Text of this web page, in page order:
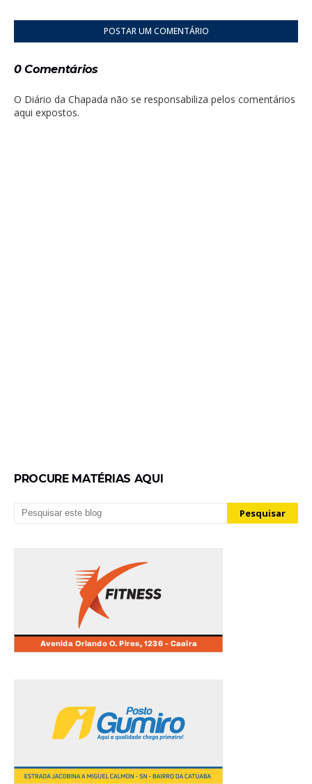
POSTAR UM COMENTÁRIO
0 Comentários
O Diário da Chapada não se responsabiliza pelos comentários
aqui expostos.
PROCURE MATÉRIAS AQUI